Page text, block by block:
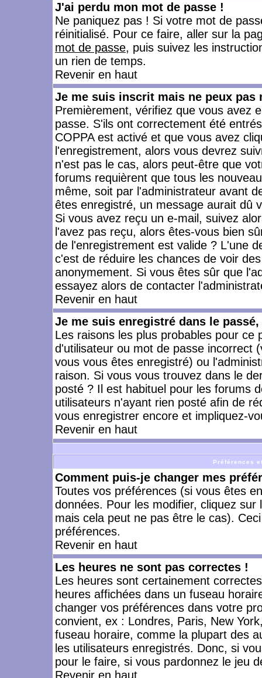
J'ai perdu mon mot de passe !
Ne paniquez pas ! Si votre mot de
réinitialisé. Pour ce faire, aller sur la
mot de passe, puis suivez les
un rien de temps.
Revenir en haut
Je me suis inscrit mais ne peux pas
Premièrement, vérifiez que vous avez
passe. S'ils ont correctement été
COPPA est activé et que vous avez
l'enregistrement, alors vous devrez
n'est pas le cas, alors peut-être que
forums requièrent que tous les
même, soit par l'administrateur avant
êtes enregistré, un message aurait dû
Si vous avez reçu un e-mail, suivez
l'avez pas reçu, alors êtes-vous bien
de l'enregistrement est valide ? L'une
c'est de réduire les chances de voir
anonymement. Si vous êtes sûr que
essayez alors de contacter
Revenir en haut
Je me suis enregistré dans le
Les raisons les plus probables pour
d'utilisateur ou mot de passe incorrect
vous vous êtes enregistré) ou
raison. Si vous vous trouvez dans le
posté ? Il est habituel pour les forums
utilisateurs n'ayant rien posté afin de
vous enregistrer encore et impliquez-
Revenir en haut
Préférences
Comment puis-je changer mes
Toutes vos préférences (si vous êtes
données. Pour les modifier, cliquez sur
mais cela peut ne pas être le cas).
préférences.
Revenir en haut
Les heures ne sont pas correctes !
Les heures sont certainement
heures affichées dans un fuseau
changer vos préférences dans votre
convient, ex : Londres, Paris, New
fuseau horaire, comme la plupart des
les utilisateurs enregistrés. Donc, si
pour le faire, si vous pardonnez le jeu
Revenir en haut